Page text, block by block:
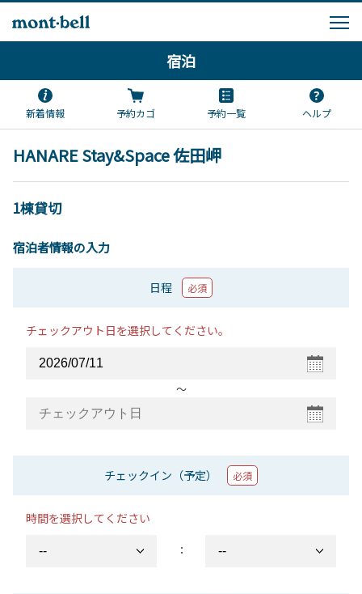
宿泊
新着情報 予約カゴ 予約一覧 ヘルプ
HANARE Stay&Space 佐田岬
1棟貸切
宿泊者情報の入力
日程 必須
チェックアウト日を選択してください。
〜
チェックイン（予定） 必須
時間を選択してください
：